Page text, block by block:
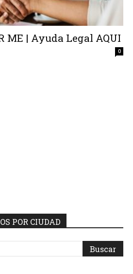
ME | Ayuda Legal AQUI
0
POR CIUDAD